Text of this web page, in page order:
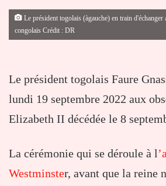
Le président togolais (àgauche) en train d'échanger
congolais Crédit : DR
Le président togolais Faure
lundi 19 septembre 2022 aux
Elizabeth II décédée le 8
La cérémonie qui se déroule à l
Westminster, avant que la reine